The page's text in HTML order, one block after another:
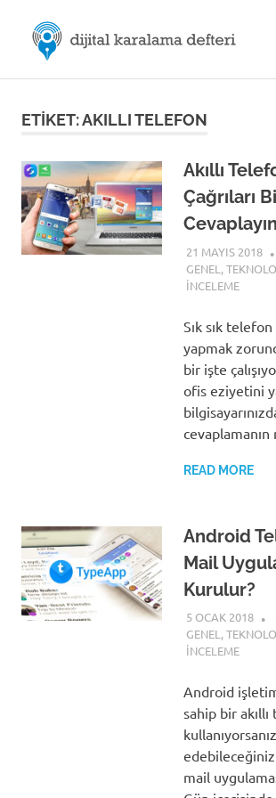
content
ETIKET:AKILLI TELEFON
Akıllı
Çağrıları
Cevaplayın
21 MAYIS 2018
GENEL ,
İNCELEME
Sık sık
yapmak
bir işte
ofis eziyetini
READ MORE
Android
Mail
Kurulur?
5 OCAK 2018
GENEL ,
İNCELEME
Android
sahip bir
mail